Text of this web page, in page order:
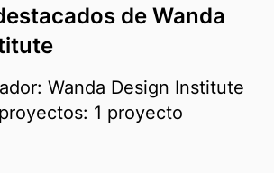
de Wanda
Wanda Design Institute
1 proyecto